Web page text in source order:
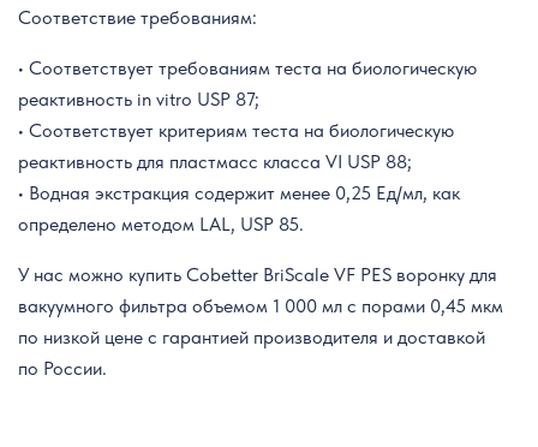
Соответствие требованиям:
• Соответствует требованиям теста на биологическую
реактивность in vitro USP 87;
• Соответствует критериям теста на биологическую
реактивность для пластмасс класса VI USP 88;
• Водная экстракция содержит менее 0,25 Ед/мл, как
определено методом LAL, USP 85.
У нас можно купить Cobetter BriScale VF PES воронку для
вакуумного фильтра объемом 1 000 мл с порами 0,45 мкм
по низкой цене с гарантией производителя и доставкой
по России.